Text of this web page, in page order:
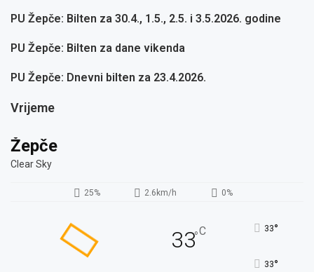
PU Žepče: Bilten za 30.4., 1.5., 2.5. i 3.5.2026. godine
PU Žepče: Bilten za dane vikenda
PU Žepče: Dnevni bilten za 23.4.2026.
Vrijeme
Žepče
Clear Sky
25% 2.6km/h 0%
33°C 33°
33°